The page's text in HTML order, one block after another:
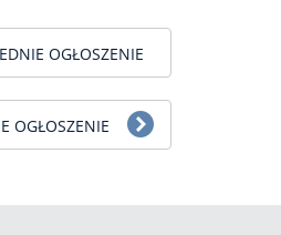
OGŁOSZENIE
OGŁOSZENIE